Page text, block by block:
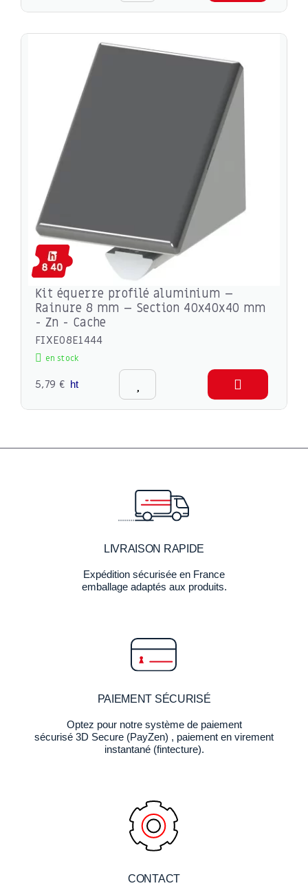
Kit équerre profilé aluminium –
Rainure 8 mm – Section 40x40x40 mm
- Zn - Cache
FIXE08E1444
en stock
5,79 € ht
LIVRAISON RAPIDE
Expédition sécurisée en France
emballage adaptés aux produits.
PAIEMENT SÉCURISÉ
Optez pour notre système de paiement
sécurisé 3D Secure (PayZen) , paiement en virement
instantané (fintecture).
CONTACT